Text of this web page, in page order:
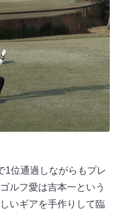
1位通過しながらもプレ
ルフ愛は吉本一という
いギアを手作りして臨